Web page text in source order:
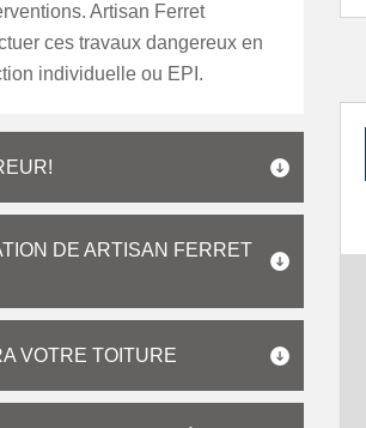
Artisan Ferret
ces travaux dangereux en
individuelle ou EPI.
DE ARTISAN FERRET
VOTRE TOITURE